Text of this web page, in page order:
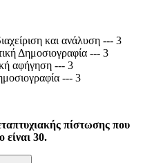
και ανάλυση --- 3
Δημοσιογραφία --- 3
αφήγηση --- 3
--- 3
πίστωσης που
είναι 30.